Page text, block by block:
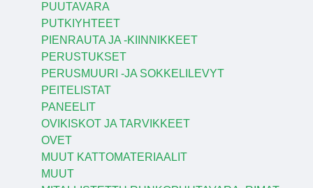
PUUTAVARA
PUTKIYHTEET
PIENRAUTA JA -KIINNIKKEET
PERUSTUKSET
PERUSMUURI -JA SOKKELILEVYT
PEITELISTAT
PANEELIT
OVIKISKOT JA TARVIKKEET
OVET
MUUT KATTOMATERIAALIT
MUUT